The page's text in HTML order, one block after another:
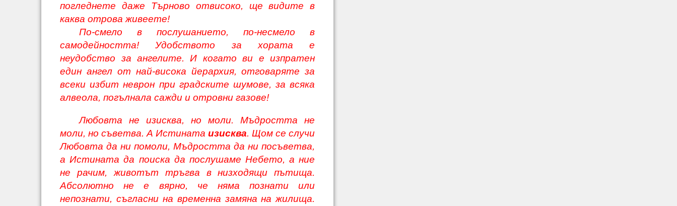
погледнете даже Търново отвисоко, ще видите в
каква отрова живеете!
По-смело в послушанието, по-несмело в
самодейността! Удобството за хората е
неудобство за ангелите. И когато ви е изпратен
един ангел от най-висока йерархия, отговаряте за
всеки избит неврон при градските шумове, за всяка
алвеола, погълнала сажди и отровни газове!
Любовта не изисква, но моли. Мъдростта не
моли, но съветва. А Истинатаизисква. Щом се случи
Любовта да ни помоли, Мъдростта да ни посъветва,
а Истината да поиска да послушаме Небето, а ние
не рачим, животът тръгва в низходящи пътища.
Абсолютно не е вярно, че няма познати или
непознати, съгласни на временна замяна на жилища.